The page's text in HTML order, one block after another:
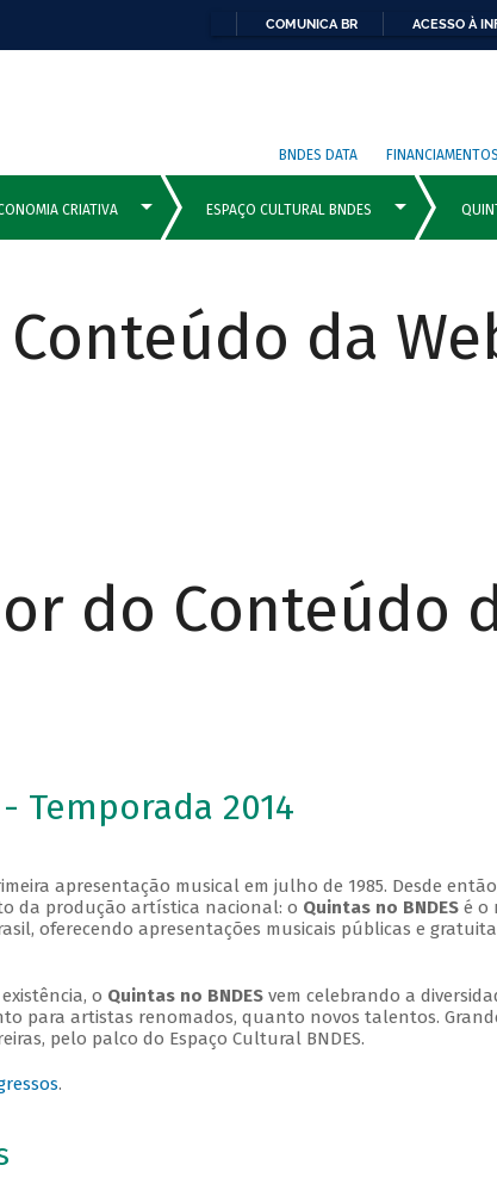
COMUNICA BR ACESSO À
BNDES DATA FINANCIAMENTOS
da
do Conteúdo
Temporada 2014
apresentação musical em julho de 1985. Desde
da produção artística nacional: o Quintas no BNDESé o
oferecendo apresentações musicais públicas e
o Quintas no BNDESvem celebrando a
para artistas renomados, quanto novos talentos.
pelo palco do Espaço Cultural BNDES.
.